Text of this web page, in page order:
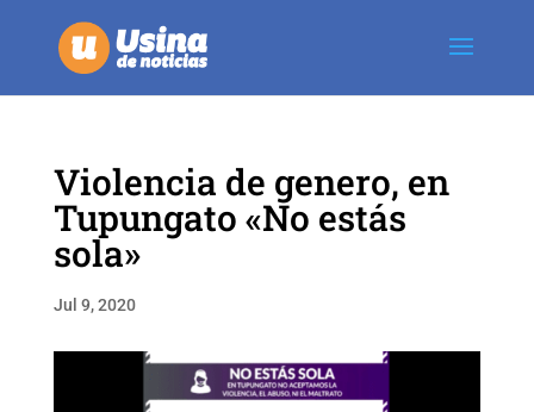
Violencia de genero, en
Tupungato «No estás
sola»
Jul 9, 2020